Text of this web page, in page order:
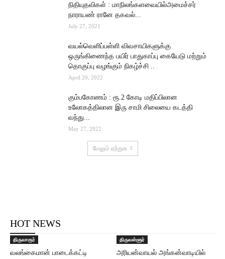
நிதியுதவிகள் : மாநிலங்களவையில்அமைச்சர்
நாராயண் ரானே தகவல்...
July 27, 2021
வயல்வெளிப்பள்ளி விவசாயிகளுக்கு
ஒருங்கிணைந்த பயிர் பாதுகாப்பு கையேடு மற்றும்
தொகுப்பு வழங்கும் நிகழ்ச்சி ..
April 20, 2022
கும்பகோணம் : ரூ.2 கோடி மதிப்பிலான
உலோகத்திலான இரு சாமி சிலையை கடத்தி
வந்து...
May 27, 2022
மேலும் ஏற்றுக
HOT NEWS
திருவாரூர்
வலங்கைமான் பாடைக்கட்டி
திருவள்ளூர்
அரியன்வாயல் அங்கன்வாடியில்